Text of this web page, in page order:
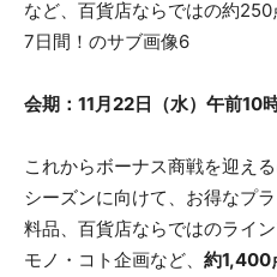
会期：11月22日（水）午前10
これからボーナス商戦を迎え
シーズンに向けて、お得なプ
料品、百貨店ならではのライ
モノ・コト企画など、 約1,400